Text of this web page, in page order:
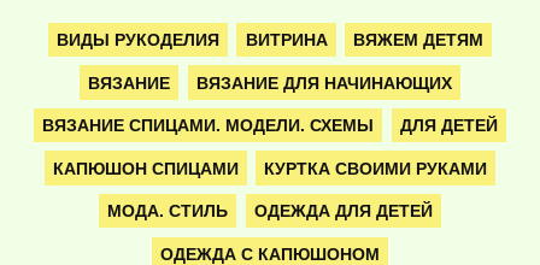
ВИДЫ РУКОДЕЛИЯ ВИТРИНА ВЯЖЕМ ДЕТЯМ
ВЯЗАНИЕ ВЯЗАНИЕ ДЛЯ НАЧИНАЮЩИХ
ВЯЗАНИЕ СПИЦАМИ. МОДЕЛИ. СХЕМЫ ДЛЯ ДЕТЕЙ
КАПЮШОН СПИЦАМИ КУРТКА СВОИМИ РУКАМИ
МОДА. СТИЛЬ ОДЕЖДА ДЛЯ ДЕТЕЙ
ОДЕЖДА С КАПЮШОНОМ